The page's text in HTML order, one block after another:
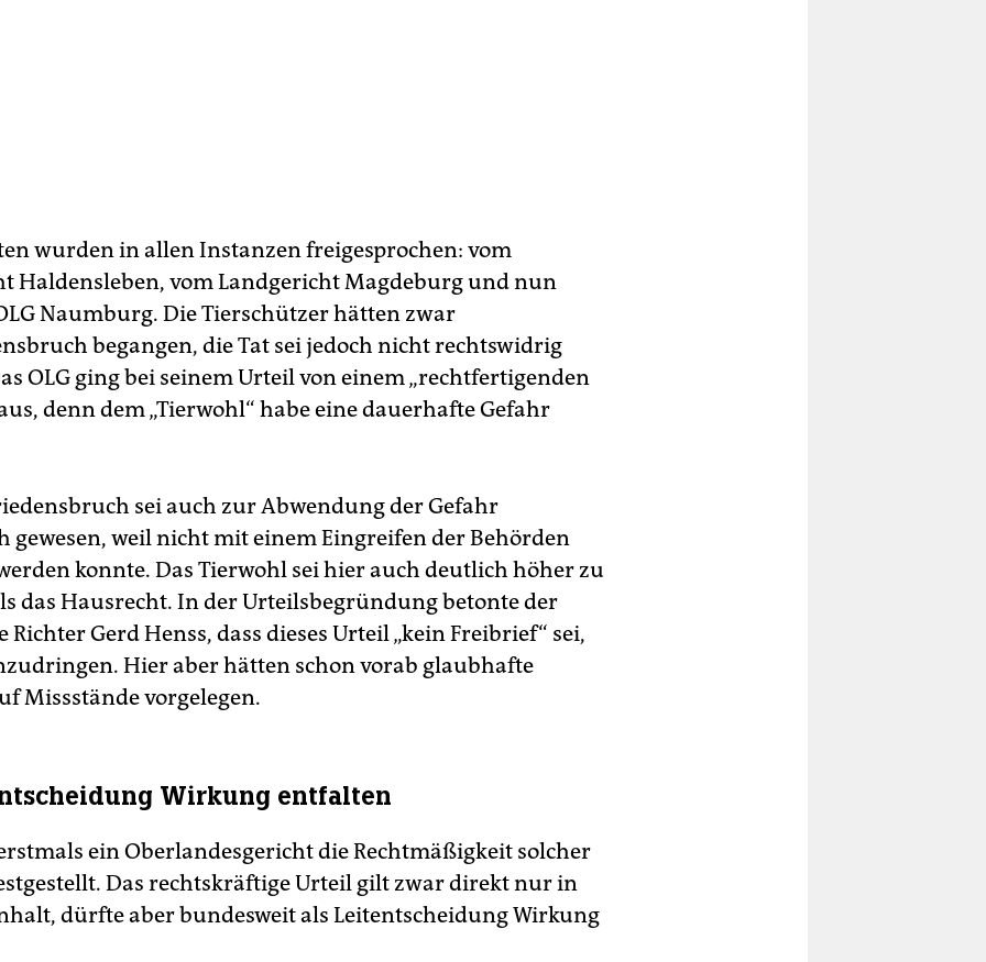
wurden in allen Instanzen freigesprochen: vom
Haldensleben, vom Landgericht Magdeburg und nun
Naumburg. Die Tierschützer hätten zwar
begangen, die Tat sei jedoch nicht rechtswidrig
OLG ging bei seinem Urteil von einem „rechtfertigenden
denn dem „Tierwohl“ habe eine dauerhafte Gefahr
sei auch zur Abwendung der Gefahr
gewesen, weil nicht mit einem Eingreifen der Behörden
konnte. Das Tierwohl sei hier auch deutlich höher zu
das Hausrecht. In der Urteilsbegründung betonte der
Richter Gerd Henss, dass dieses Urteil „kein Freibrief“ sei,
Hier aber hätten schon vorab glaubhafte
Missstände vorgelegen.
Wirkung entfalten
ein Oberlandesgericht die Rechtmäßigkeit solcher
Das rechtskräftige Urteil gilt zwar direkt nur in
dürfte aber bundesweit als Leitentscheidung Wirkung